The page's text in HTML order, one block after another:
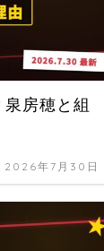
房穂と組
2026年7月30日